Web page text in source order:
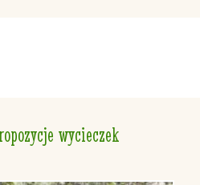
wycieczek